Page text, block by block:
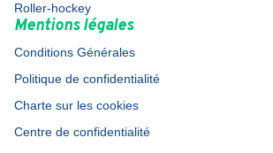
Roller-hockey
Mentions légales
Conditions Générales
Politique de confidentialité
Charte sur les cookies
Centre de confidentialité